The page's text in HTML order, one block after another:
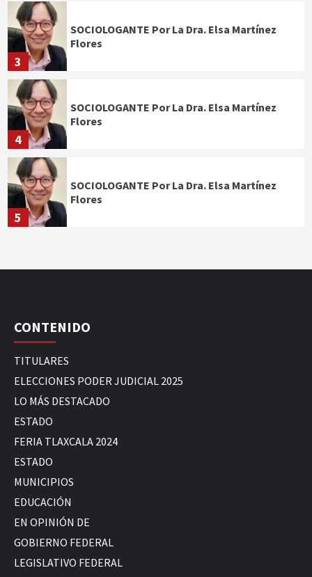
3
SOCIOLOGANTE Por La Dra. Elsa Martínez
Flores
4
SOCIOLOGANTE Por La Dra. Elsa Martínez
Flores
5
SOCIOLOGANTE Por La Dra. Elsa Martínez
Flores
CONTENIDO
TITULARES
ELECCIONES PODER JUDICIAL 2025
LO MÁS DESTACADO
ESTADO
FERIA TLAXCALA 2024
ESTADO
MUNICIPIOS
EDUCACIÓN
EN OPINIÓN DE
GOBIERNO FEDERAL
LEGISLATIVO FEDERAL